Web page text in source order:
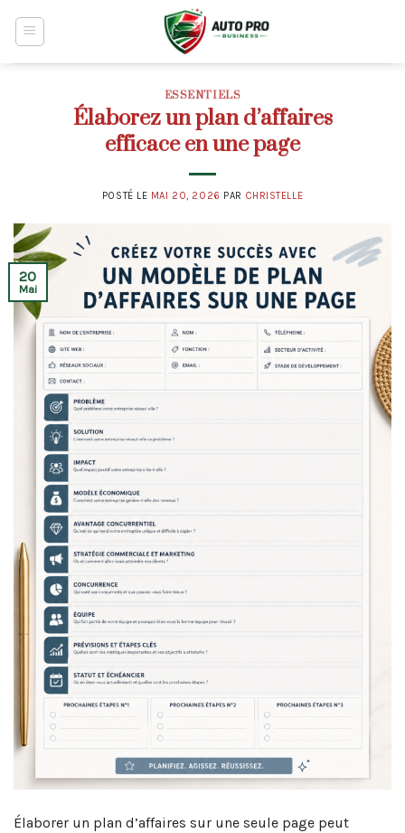
ESSENTIELS
Élaborez un plan d’affaires
efficace en une page
POSTÉ LE MAI 20, 2026 PAR CHRISTELLE
20
Mai
Élaborer un plan d’affaires sur une seule page peut